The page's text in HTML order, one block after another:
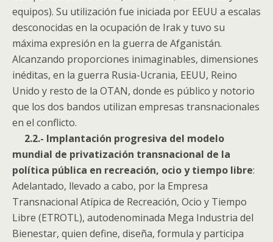
equipos). Su utilización fue iniciada por EEUU a escalas
desconocidas en la ocupación de Irak y tuvo su
máxima expresión en la guerra de Afganistán.
Alcanzando proporciones inimaginables, dimensiones
inéditas, en la guerra Rusia-Ucrania, EEUU, Reino
Unido y resto de la OTAN, donde es público y notorio
que los dos bandos utilizan empresas transnacionales
en el conflicto.
2.2.- Implantación progresiva del modelo
mundial de privatización transnacional de la
política pública en recreación, ocio y tiempo libre:
Adelantado, llevado a cabo, por la Empresa
Transnacional Atípica de Recreación, Ocio y Tiempo
Libre (ETROTL), autodenominada Mega Industria del
Bienestar, quien define, diseña, formula y participa